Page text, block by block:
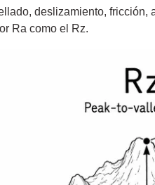
deslizamiento, fricción,
Ra como el Rz.